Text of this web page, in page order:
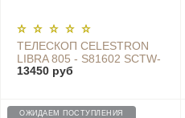
ТЕЛЕСКОП CELESTRON
LIBRA 805 - S81602 SCTW-
80
13450 руб
ОЖИДАЕМ ПОСТУПЛЕНИЯ